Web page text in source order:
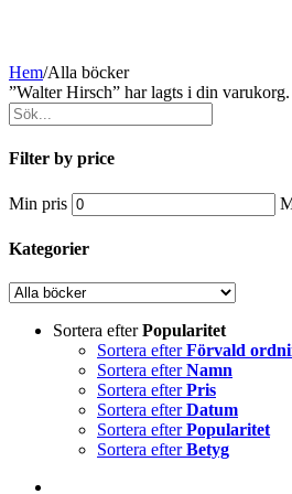
Hem/Alla böcker
”Walter Hirsch” har lagts i din varukorg.
Filter by price
Min pris
Kategorier
Sortera efterPopularitet
Sortera efterFörvald
Sortera efterNamn
Sortera efterPris
Sortera efterDatum
Sortera efterPopularitet
Sortera efterBetyg